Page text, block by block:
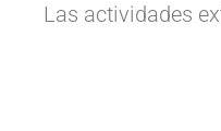
Las actividades